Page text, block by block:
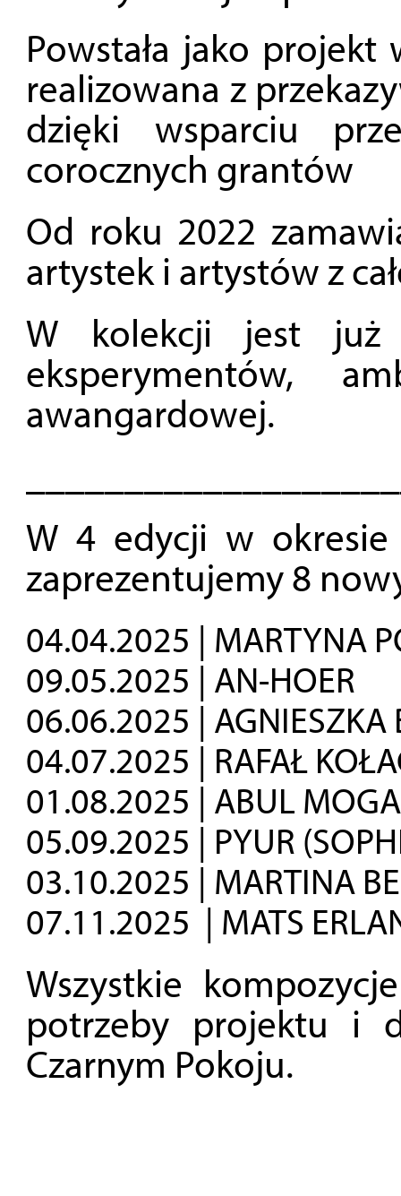
Powstała jako
realizowana z
dzięki wsparciu
corocznych grantów
Od roku 2022
artystek i artystów z
W kolekcji jest już
eksperymentów,
awangardowej.
W 4 edycji w
zaprezentujemy 8
04.04.2025 | MARTYNA
09.05.2025 | AN-HOER
06.06.2025 | AGNIESZKA
04.07.2025 | RAFAŁ
01.08.2025 | ABUL
05.09.2025 | PYUR
03.10.2025 | MARTINA
07.11.2025 | MATS
Wszystkie
potrzeby projektu i
Czarnym Pokoju.